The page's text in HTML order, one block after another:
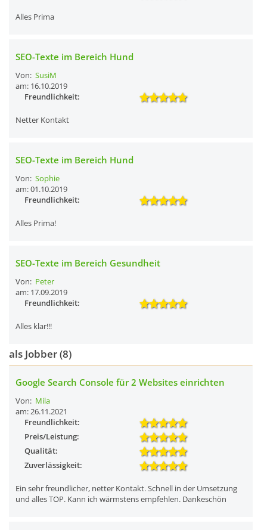
Alles Prima
SEO-Texte im Bereich Hund
Von: SusiM
am: 16.10.2019
Freundlichkeit:
Netter Kontakt
SEO-Texte im Bereich Hund
Von: Sophie
am: 01.10.2019
Freundlichkeit:
Alles Prima!
SEO-Texte im Bereich Gesundheit
Von: Peter
am: 17.09.2019
Freundlichkeit:
Alles klar!!!
als Jobber (8)
Google Search Console für 2 Websites einrichten
Von: Mila
am: 26.11.2021
Freundlichkeit:
Preis/Leistung:
Qualität:
Zuverlässigkeit:
Ein sehr freundlicher, netter Kontakt. Schnell in der Umsetzung
und alles TOP. Kann ich wärmstens empfehlen. Dankeschön